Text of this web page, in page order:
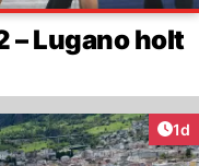
– Lugano holt
1d